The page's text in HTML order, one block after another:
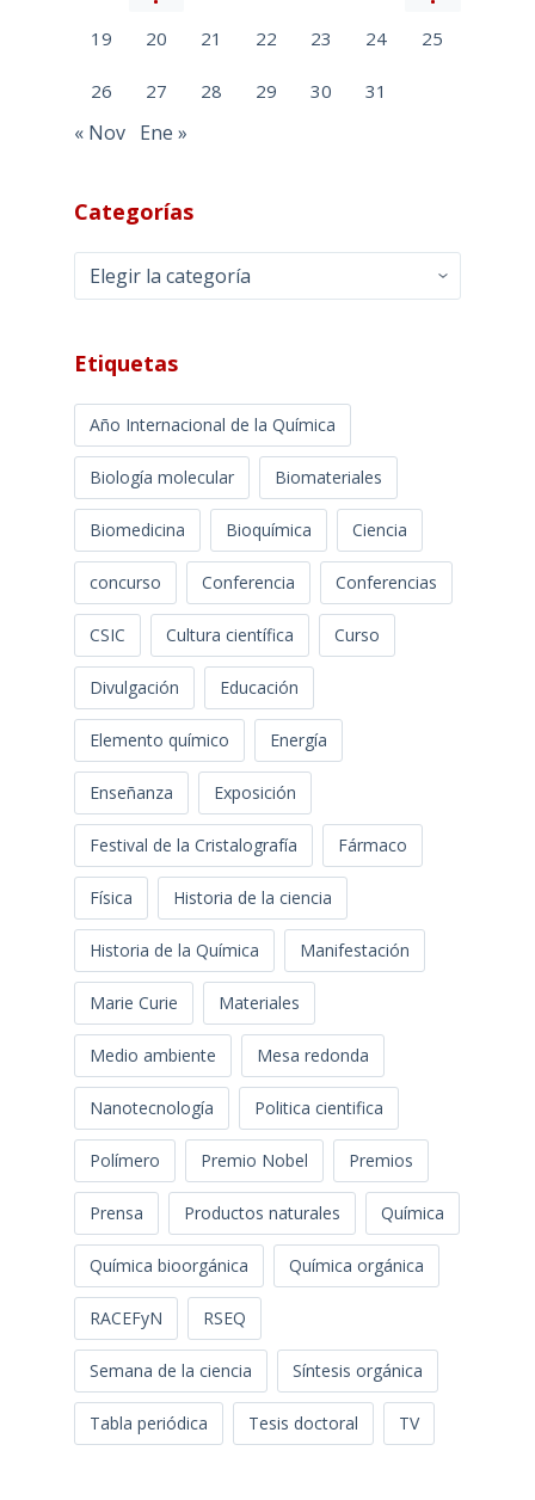
19 20 21 22 23 24 25
26 27 28 29 30 31
« Nov Ene »
Categorías
Categorías
Etiquetas
Año Internacional de la Química
Biología molecular Biomateriales
Biomedicina Bioquímica Ciencia
concurso Conferencia Conferencias
CSIC Cultura científica Curso
Divulgación Educación
Elemento químico Energía
Enseñanza Exposición
Festival de la Cristalografía Fármaco
Física Historia de la ciencia
Historia de la Química Manifestación
Marie Curie Materiales
Medio ambiente Mesa redonda
Nanotecnología Politica cientifica
Polímero Premio Nobel Premios
Prensa Productos naturales Química
Química bioorgánica Química orgánica
RACEFyN RSEQ
Semana de la ciencia Síntesis orgánica
Tabla periódica Tesis doctoral TV